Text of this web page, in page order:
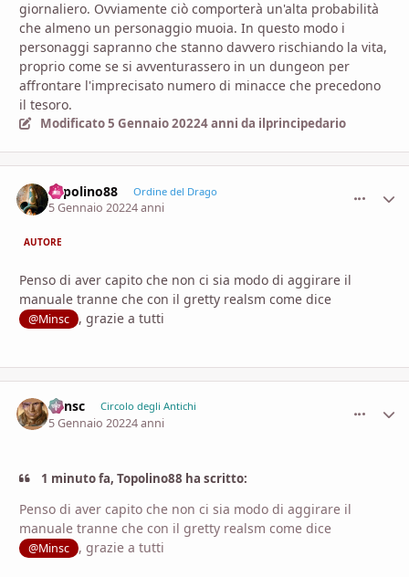
giornaliero. Ovviamente ciò comporterà un'alta probabilità
che almeno un personaggio muoia. In questo modo i
personaggi sapranno che stanno davvero rischiando la vita,
proprio come se si avventurassero in un dungeon per
affrontare l'imprecisato numero di minacce che precedono
il tesoro.
Modificato5 Gennaio 20224 anni da ilprincipedario
Topolino88 Ordine del Drago
5 Gennaio 20224 anni
AUTORE
Penso di aver capito che non ci sia modo di aggirare il
manuale tranne che con il gretty realsm come dice
@Minsc , grazie a tutti
Minsc Circolo degli Antichi
5 Gennaio 20224 anni
1 minuto fa, Topolino88 ha scritto:
Penso di aver capito che non ci sia modo di aggirare il
manuale tranne che con il gretty realsm come dice
@Minsc , grazie a tutti